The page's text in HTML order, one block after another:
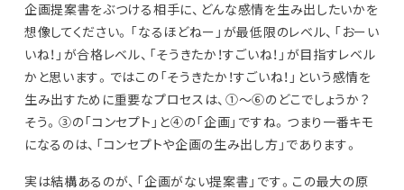
企画提案書をぶつける相手に、どんな感情を生み出したいかを
想像してください。「なるほどねー」が最低限のレベル、「おーい
いね！」が合格レベル、「そうきたか！すごいね！」が目指すレベル
かと思います。ではこの「そうきたか！すごいね！」という感情を
生み出すために重要なプロセスは、①～⑥のどこでしょうか？
そう。③の「コンセプト」と④の「企画」ですね。つまり一番キモ
になるのは、「コンセプトや企画の生み出し方」であります。
実は結構あるのが、「企画がない提案書」です。この最大の原